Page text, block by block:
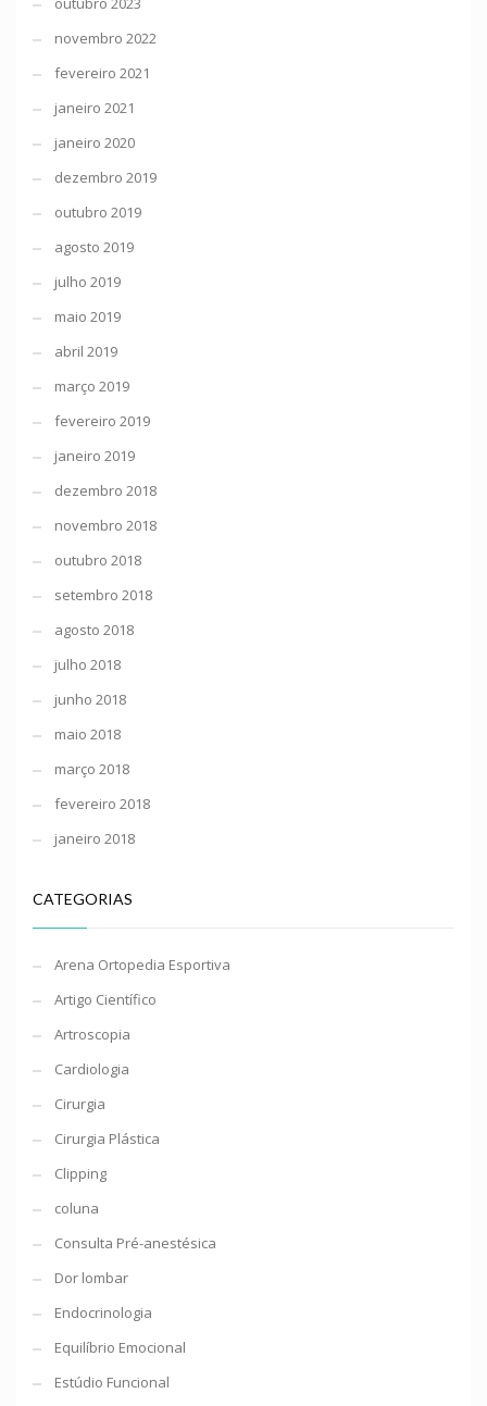
novembro 2022
fevereiro 2021
janeiro 2021
janeiro 2020
dezembro 2019
outubro 2019
agosto 2019
julho 2019
maio 2019
abril 2019
março 2019
fevereiro 2019
janeiro 2019
dezembro 2018
novembro 2018
outubro 2018
setembro 2018
agosto 2018
julho 2018
junho 2018
maio 2018
março 2018
fevereiro 2018
janeiro 2018
CATEGORIAS
Arena Ortopedia Esportiva
Artigo Científico
Artroscopia
Cardiologia
Cirurgia
Cirurgia Plástica
Clipping
coluna
Consulta Pré-anestésica
Dor lombar
Endocrinologia
Equilíbrio Emocional
Estúdio Funcional